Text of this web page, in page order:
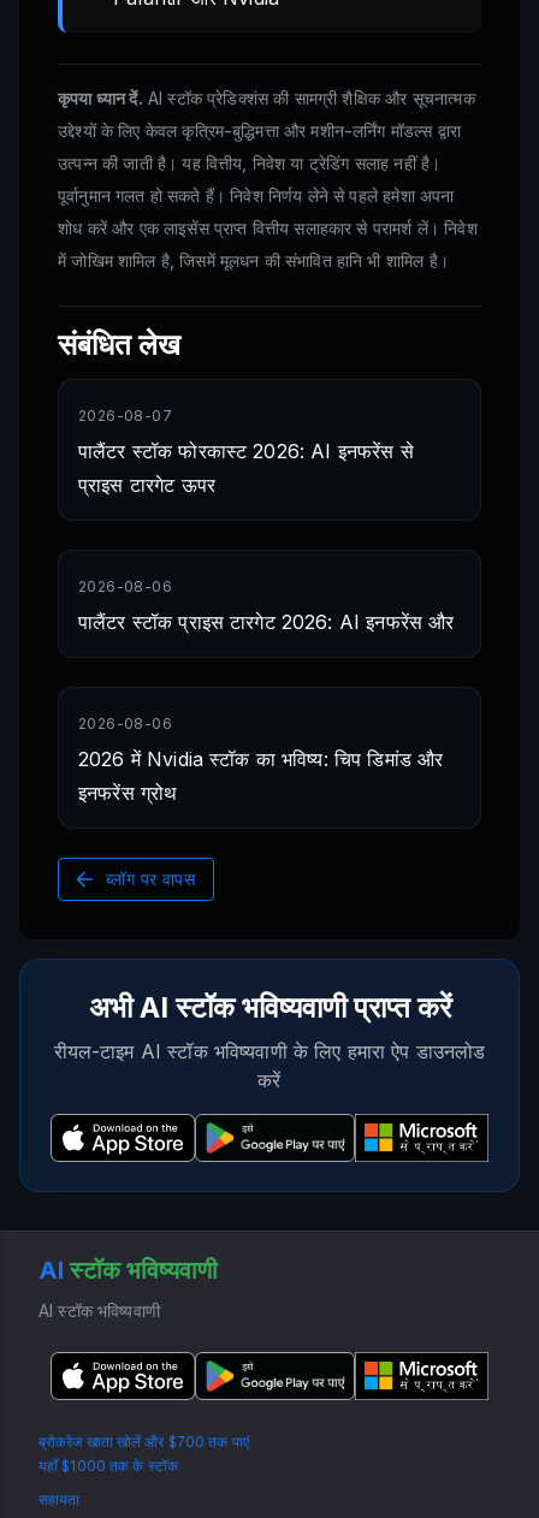
कृपया ध्यान दें. AI स्टॉक प्रेडिक्शंस की सामग्री शैक्षिक और सूचनात्मक
उद्देश्यों के लिए केवल कृत्रिम-बुद्धिमत्ता और मशीन-लर्निंग मॉडल्स द्वारा
उत्पन्न की जाती है। यह वित्तीय, निवेश या ट्रेडिंग सलाह नहीं है।
पूर्वानुमान गलत हो सकते हैं। निवेश निर्णय लेने से पहले हमेशा अपना
शोध करें और एक लाइसेंस प्राप्त वित्तीय सलाहकार से परामर्श लें। निवेश
में जोखिम शामिल है, जिसमें मूलधन की संभावित हानि भी शामिल है।
संबंधित लेख
2026-08-07
पालैंटर स्टॉक फोरकास्ट 2026: AI इनफरेंस से
प्राइस टारगेट ऊपर
2026-08-06
पालैंटर स्टॉक प्राइस टारगेट 2026: AI इनफरेंस और
2026-08-06
2026 में Nvidia स्टॉक का भविष्य: चिप डिमांड और
इनफरेंस ग्रोथ
ब्लॉग पर वापस
अभी AI स्टॉक भविष्यवाणी प्राप्त करें
रीयल-टाइम AI स्टॉक भविष्यवाणी के लिए हमारा ऐप डाउनलोड
करें
AI स्टॉक भविष्यवाणी
AI स्टॉक भविष्यवाणी
ब्रोकरेज खाता खोलें और $700 तक पाएं
यहाँ $1000 तक के स्टॉक
सहायता